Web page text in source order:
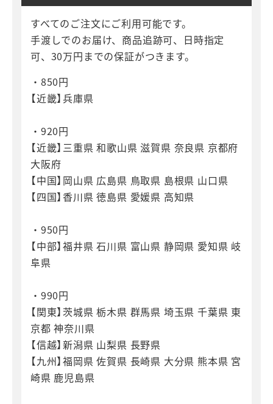
すべてのご注文にご利用可能です。
手渡しでのお届け、商品追跡可、日時指定
可、30万円までの保証がつきます。
・850円
【近畿】兵庫県
・920円
【近畿】三重県 和歌山県 滋賀県 奈良県 京都府
大阪府
【中国】岡山県 広島県 鳥取県 島根県 山口県
【四国】香川県 徳島県 愛媛県 高知県
・950円
【中部】福井県 石川県 富山県 静岡県 愛知県 岐
阜県
・990円
【関東】茨城県 栃木県 群馬県 埼玉県 千葉県 東
京都 神奈川県
【信越】新潟県 山梨県 長野県
【九州】福岡県 佐賀県 長崎県 大分県 熊本県 宮
崎県 鹿児島県